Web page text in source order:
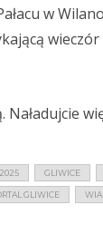
w
GLIWICE
GLIWICE